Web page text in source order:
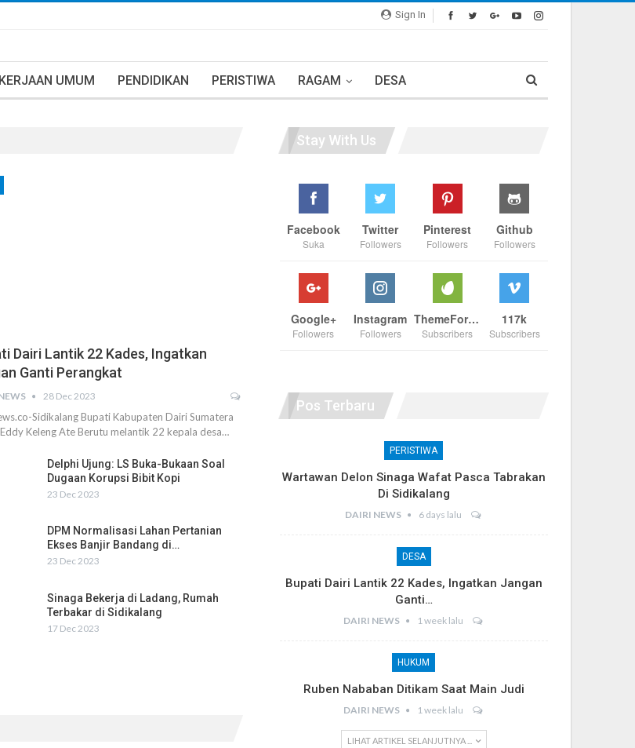
Sign In
UMUM PENDIDIKAN PERISTIWA RAGAM DESA
Dairi Lantik 22 Kades, Ingatkan
Ganti Perangkat
28 Dec 2023
Sidikalang Bupati Kabupaten Dairi Sumatera
Keleng Ate Berutu melantik 22 kepala desa…
Delphi Ujung: LS Buka-Bukaan Soal
Dugaan Korupsi Bibit Kopi
23 Dec 2023
DPM Normalisasi Lahan Pertanian
Ekses Banjir Bandang di…
23 Dec 2023
Sinaga Bekerja di Ladang, Rumah
Terbakar di Sidikalang
17 Dec 2023
Stay With Us
Facebook
Suka
Twitter
Followers
Pinterest
Followers
Github
Followers
Google+
Followers
Instagram
Followers
ThemeForest
Subscribers
117k
Subscribers
Pos Terbaru
PERISTIWA
Wartawan Delon Sinaga Wafat Pasca Tabrakan
Di Sidikalang
DAIRI NEWS 6 days lalu
DESA
Bupati Dairi Lantik 22 Kades, Ingatkan Jangan
Ganti…
DAIRI NEWS 1 week lalu
HUKUM
Ruben Nababan Ditikam Saat Main Judi
DAIRI NEWS 1 week lalu
LIHAT ARTIKEL SELANJUTNYA ...